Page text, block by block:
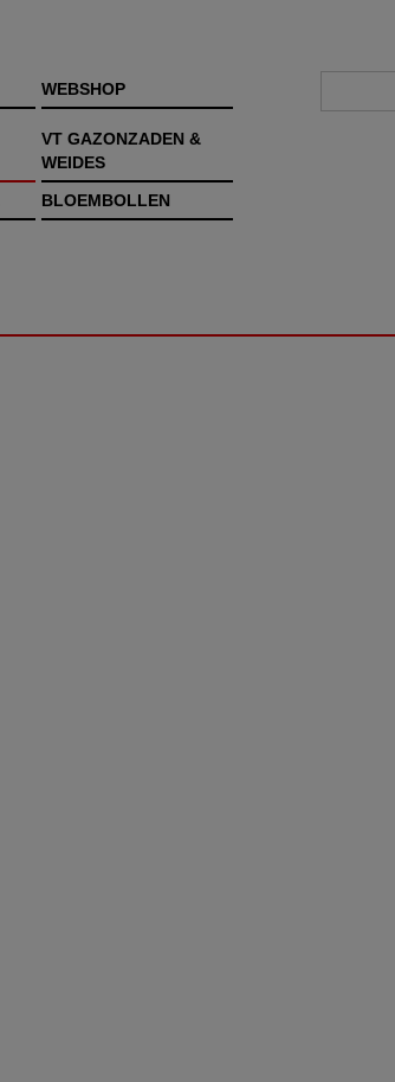
WEBSHOP
VT GAZONZADEN &
WEIDES
BLOEMBOLLEN